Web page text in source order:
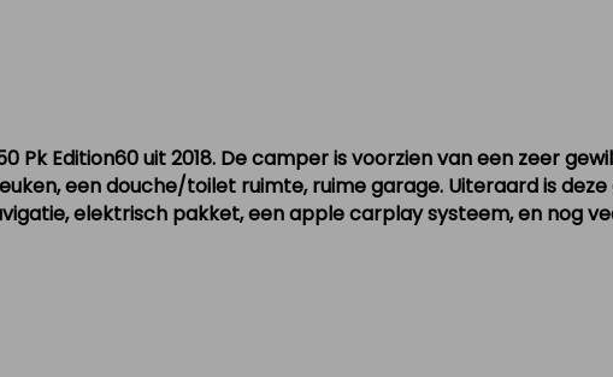
Edition60 uit 2018. De camper is voorzien van een zeer
een douche/toilet ruimte, ruime garage. Uiteraard is
elektrisch pakket, een apple carplay systeem, en nog